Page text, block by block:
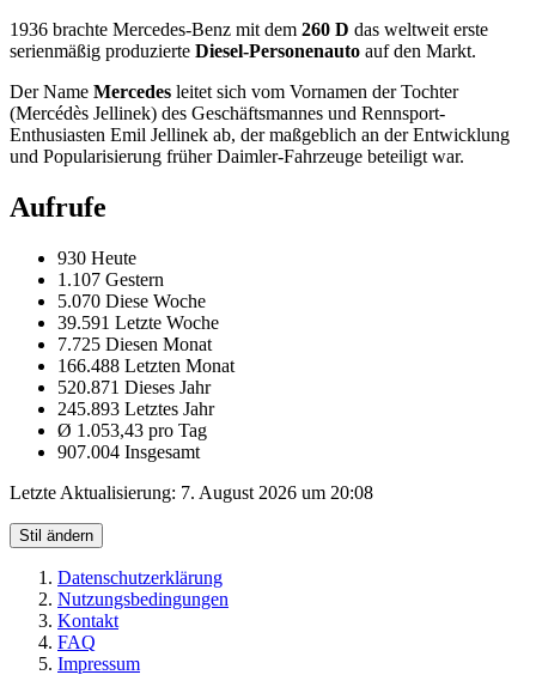
1936 brachte Mercedes-Benz mit dem 260 D das weltweit erste
serienmäßig produzierte Diesel-Personenauto auf den Markt.
Der Name Mercedes leitet sich vom Vornamen der Tochter
(Mercédès Jellinek) des Geschäftsmannes und Rennsport-
Enthusiasten Emil Jellinek ab, der maßgeblich an der Entwicklung
und Popularisierung früher Daimler-Fahrzeuge beteiligt war.
Aufrufe
930 Heute
1.107 Gestern
5.070 Diese Woche
39.591 Letzte Woche
7.725 Diesen Monat
166.488 Letzten Monat
520.871 Dieses Jahr
245.893 Letztes Jahr
Ø 1.053,43 pro Tag
907.004 Insgesamt
Letzte Aktualisierung: 7. August 2026 um 20:08
Stil ändern
Datenschutzerklärung
Nutzungsbedingungen
Kontakt
FAQ
Impressum